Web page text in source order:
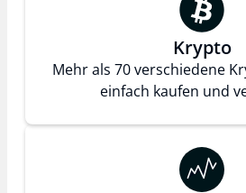
Krypto
Mehr als 70 verschiedene
einfach kaufen und